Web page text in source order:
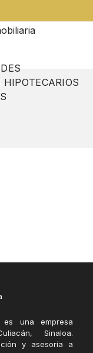
HIPOTECARIOS
es una empresa
Sinaloa.
y asesoría a